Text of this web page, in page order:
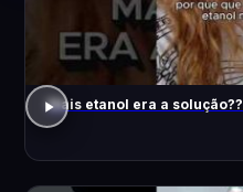
Mais etanol era a solução??